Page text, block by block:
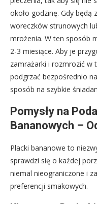
około godzinę. Gdy będą
woreczków strunowych
mrożenia. W ten sposób
2-3 miesiące. Aby je
zamrażarki i rozmrozić w
podgrzać bezpośrednio
sposób na szybkie
Pomysły na
Bananowych –
Placki bananowe to
sprawdzi się o każdej
niemal nieograniczone i
preferencji smakowych.